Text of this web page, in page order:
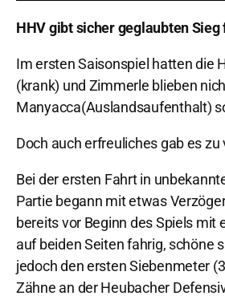
HHV gibt sicher geglaubten
Im ersten Saisonspiel hatten die
(krank) und Zimmerle blieben
Manyacca(Auslandsaufenthalt)
Doch auch erfreuliches gab es
Bei der ersten Fahrt in
Partie begann mit etwas
bereits vor Beginn des Spiels mit
auf beiden Seiten fahrig, schöne
jedoch den ersten Siebenmeter
Zähne an der Heubacher